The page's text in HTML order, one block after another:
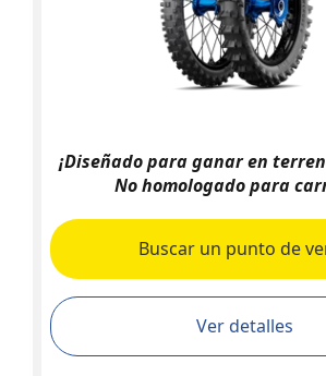
¡Diseñado para ganar en
No homologado para
Buscar un punto de
Ver detalles